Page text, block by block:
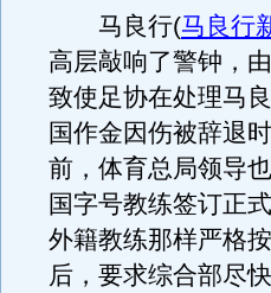
马良行(马良行
高层敲响了警钟，
致使足协在处理马
国作金因伤被辞退
前，体育总局领导
国字号教练签订正
外籍教练那样严格
后，要求综合部尽